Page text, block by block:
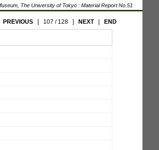
The University of Tokyo : Material Report No.51
PREVIOUS[ 107 / 128] NEXT| END